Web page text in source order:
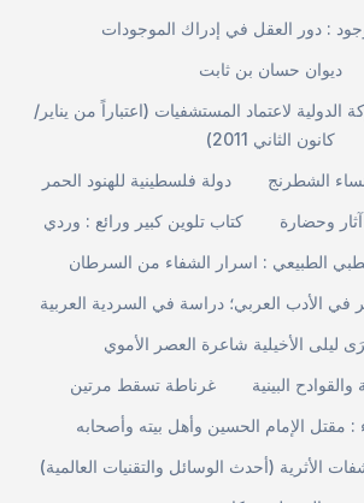
: دور العقل في إدراك الموجودات
ديوان حسان بن ثابت
الدولية لاعتماد المستشفيات (اعتباراً من يناير/
كانون الثاني 2011)
دولة فلسطينية للهنود الحمر
الشطرنج
كتاب تلوين كبير ورائع : وردي
وحضارة
الطبيعي : اسرار الشفاء من السرطان
في الأدب العربي؛ دراسة في السردية العربية
ليلى الأخيلية شاعرة العصر الأموي
غرناطة تسقط مرتين
البينية
مقتل الإمام الحسين وأهل بيته وأصحابه
الأثرية (أحدث الوسائل والتقنيات العالمية)